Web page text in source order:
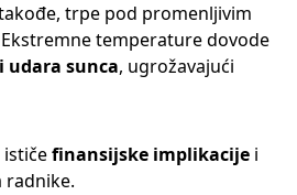
trpe pod promenljivim
temperature dovode
udara sunca, ugrožavajući
ističefinansijske implikacije i
radnike.